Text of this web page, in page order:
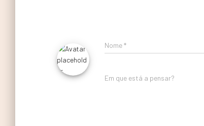
Nome*
Em que está a pensar?